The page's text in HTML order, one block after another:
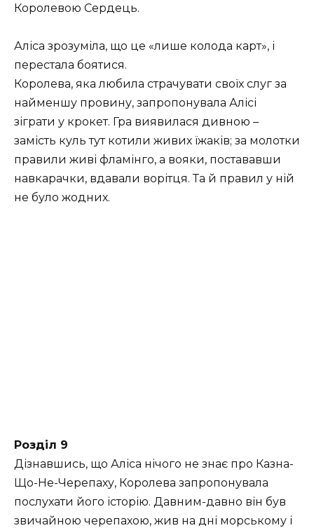
Королевою Сердець.
Аліса зрозуміла, що це «лише колода карт», і
перестала боятися.
Королева, яка любила страчувати своїх слуг за
найменшу провину, запропонувала Алісі
зіграти у крокет. Гра виявилася дивною –
замість куль тут котили живих їжаків; за молотки
правили живі фламінго, а вояки, постававши
навкарачки, вдавали ворітця. Та й правил у ній
не було жодних.
Розділ 9
Дізнавшись, що Аліса нічого не знає про Казна-
Що-Не-Черепаху, Королева запропонувала
послухати його історію. Давним-давно він був
звичайною черепахою, жив на дні морському і